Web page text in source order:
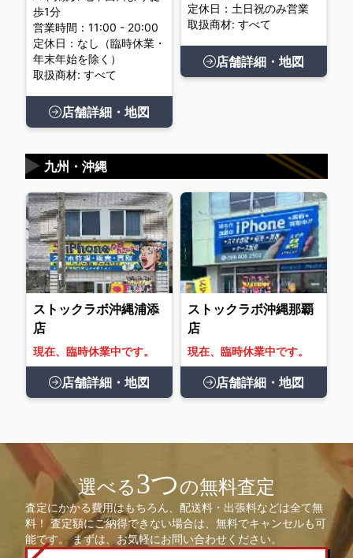
歩1分
営業時間：11:00 - 20:00
定休日：なし（臨時休業・
年末年始を除く）
取扱商材: すべて
店舗詳細・地図
定休日：土日祝のみ営業
取扱商材: すべて
店舗詳細・地図
九州・沖縄
▶
ストックラボ沖縄浦添
店
現在、臨時休業中です。
店舗詳細・地図
ストックラボ沖縄那覇
店
現在、臨時休業中です。
店舗詳細・地図
選べる3つの無料査定
査定にかかる費用はもちろん、配送料・出張料などは全て無
料！ 査定額にご納得できない場合は、無料でキャンセルも可
能です。 まずは、お気軽にお問い合わせください。